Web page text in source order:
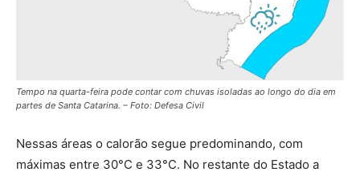
Tempo na quarta-feira pode contar com chuvas isoladas ao longo do dia em
partes de Santa Catarina. – Foto: Defesa Civil
Nessas áreas o calorão segue predominando, com
máximas entre 30°C e 33°C. No restante do Estado a